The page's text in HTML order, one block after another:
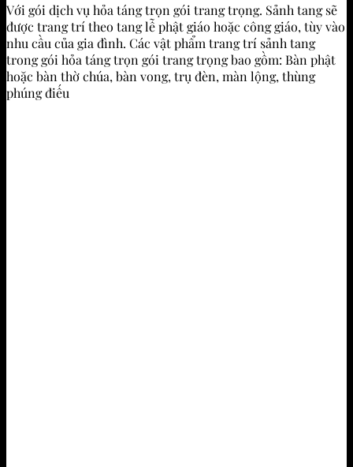
Với gói dịch vụ hỏa táng trọn gói trang trọng. Sảnh tang sẽ
được trang trí theo tang lễ phật giáo hoặc công giáo, tùy vào
nhu cầu của gia đình. Các vật phẩm trang trí sảnh tang
trong gói hỏa táng trọn gói trang trọng bao gồm: Bàn phật
hoặc bàn thờ chúa, bàn vong, trụ đèn, màn lộng, thùng
phúng điếu